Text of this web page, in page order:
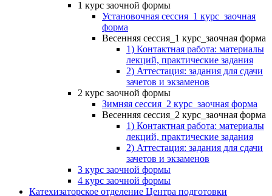
1 курс заочной формы
Установочная сессия_1 курс_заочная
форма
Весенняя сессия_1 курс_заочная форма
1) Контактная работа: материалы
лекций, практические задания
2) Аттестация: задания для сдачи
зачетов и экзаменов
2 курс заочной формы
Зимняя сессия_2 курс_заочная форма
Весенняя сессия_2 курс_заочная форма
1) Контактная работа: материалы
лекций, практические задания
2) Аттестация: задания для сдачи
зачетов и экзаменов
3 курс заочной формы
4 курс заочной формы
Катехизаторское отделение Центра подготовки